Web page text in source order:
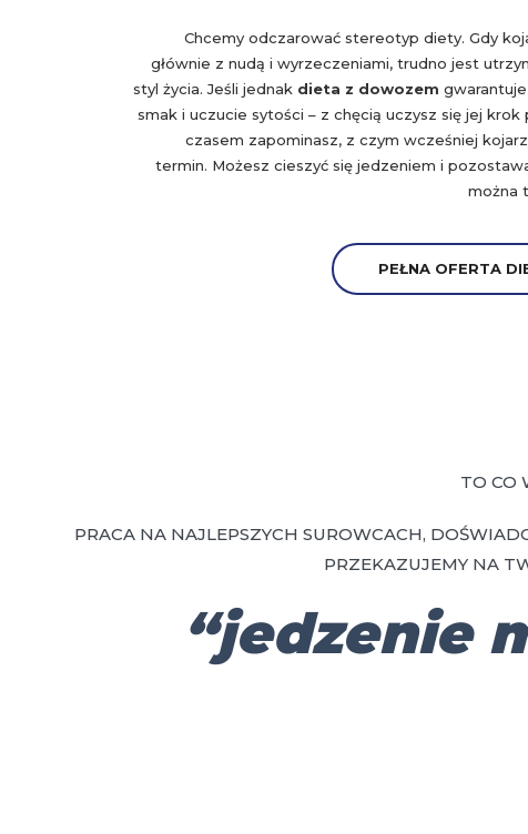
Chcemy odczarować stereotyp diety. Gdy
głównie z nudą i wyrzeczeniami, trudno jest
styl życia. Jeśli jednak dieta z dowozem
smak i uczucie sytości – z chęcią uczysz się jej krok
czasem zapominasz, z czym wcześniej
termin. Możesz cieszyć się jedzeniem i
można
PEŁNA OFERTA
TO CO
PRACA NA NAJLEPSZYCH SUROWCACH,
PRZEKAZUJEMY NA
“jedzenie